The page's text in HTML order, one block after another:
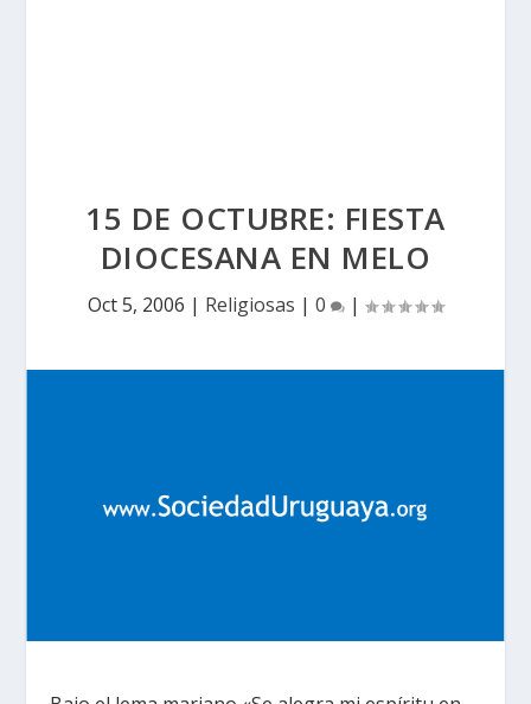
15 DE OCTUBRE: FIESTA
DIOCESANA EN MELO
Oct 5, 2006 | Religiosas | 0 |